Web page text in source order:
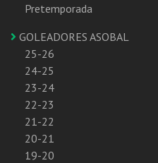
Pretemporada
GOLEADORES ASOBAL
25-26
24-25
23-24
22-23
21-22
20-21
19-20